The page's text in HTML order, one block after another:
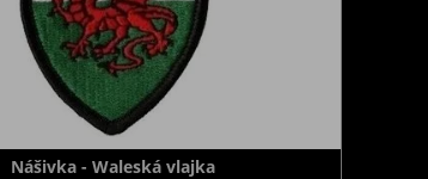
Nášivka - Waleská vlajka